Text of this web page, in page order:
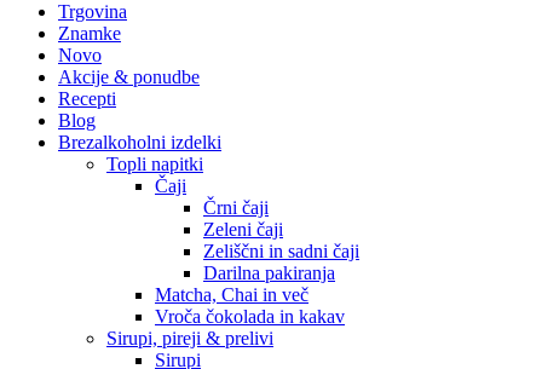
Trgovina
Znamke
Novo
Akcije & ponudbe
Recepti
Blog
Brezalkoholni izdelki
Topli napitki
Čaji
Črni čaji
Zeleni čaji
Zeliščni in sadni čaji
Darilna pakiranja
Matcha, Chai in več
Vroča čokolada in kakav
Sirupi, pireji & prelivi
Sirupi